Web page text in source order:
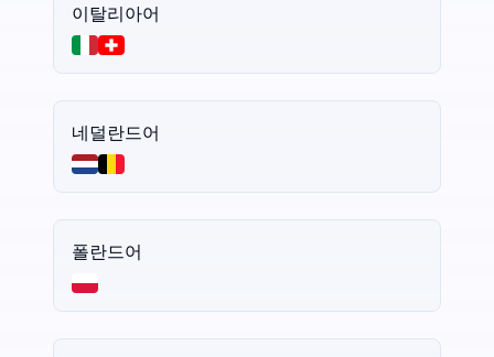
이탈리아어
네덜란드어
폴란드어